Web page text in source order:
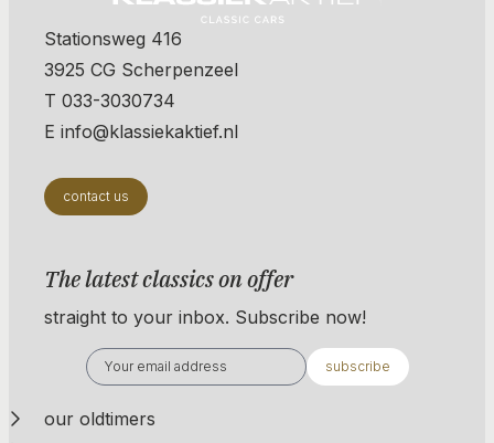
Stationsweg 416
3925 CG Scherpenzeel
T 033-3030734
E info@klassiekaktief.nl
contact us
The latest classics on offer
straight to your inbox. Subscribe now!
subscribe
our oldtimers